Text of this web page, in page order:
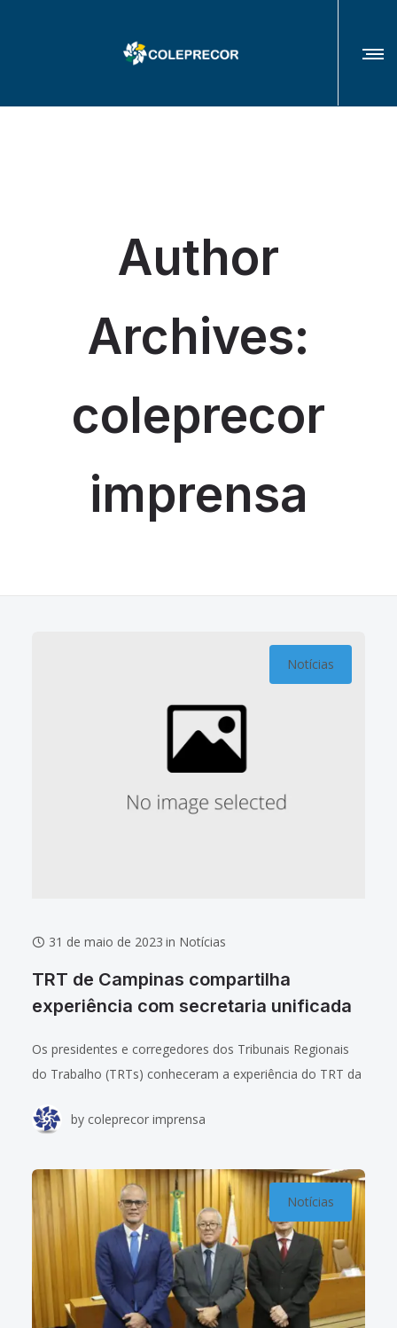
Author
Archives:
coleprecor
imprensa
Notícias
31 de maio de 2023 in Notícias
TRT de Campinas compartilha
experiência com secretaria unificada
Os presidentes e corregedores dos Tribunais Regionais
do Trabalho (TRTs) conheceram a experiência do TRT da
pela Resolução 296 do CSJT (artigo
by coleprecor imprensa
Notícias